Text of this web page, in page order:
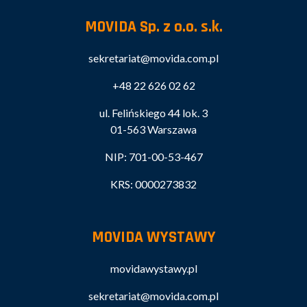
MOVIDA Sp. z o.o. s.k.
sekretariat@movida.com.pl
+48 22 626 02 62
ul. Felińskiego 44 lok. 3
01-563 Warszawa
NIP: 701-00-53-467
KRS: 0000273832
MOVIDA WYSTAWY
movidawystawy.pl
sekretariat@movida.com.pl